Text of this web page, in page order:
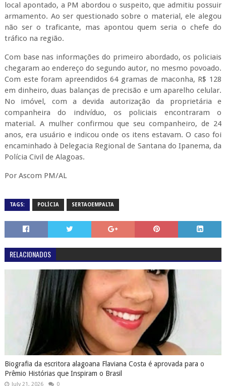
local apontado, a PM abordou o suspeito, que admitiu possuir
armamento. Ao ser questionado sobre o material, ele alegou
não ser o traficante, mas apontou quem seria o chefe do
tráfico na região.
Com base nas informações do primeiro abordado, os policiais
chegaram ao endereço do segundo autor, no mesmo povoado.
Com este foram apreendidos 64 gramas de maconha, R$ 128
em dinheiro, duas balanças de precisão e um aparelho celular.
No imóvel, com a devida autorização da proprietária e
companheira do indivíduo, os policiais encontraram o
material. A mulher confirmou que seu companheiro, de 24
anos, era usuário e indicou onde os itens estavam. O caso foi
encaminhado à Delegacia Regional de Santana do Ipanema, da
Polícia Civil de Alagoas.
Por Ascom PM/AL
TAGS: POLÍCIA SERTAOEMPALTA
RELACIONADOS
Biografia da escritora alagoana Flaviana Costa é aprovada para o
Prêmio Histórias que Inspiram o Brasil
July 21, 2026 0